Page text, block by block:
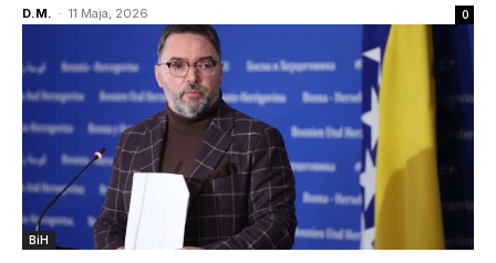
D.M. - 11 Maja, 2026 0
BiH